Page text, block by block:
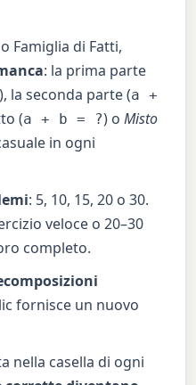
Famiglia di Fatti,
: la prima parte
), la seconda parte (a +
(a + b = ?) oMisto
in ogni
: 5, 10, 15, 20 o 30.
veloce o 20–30
completo.
fornisce un nuovo
nella casella di ogni